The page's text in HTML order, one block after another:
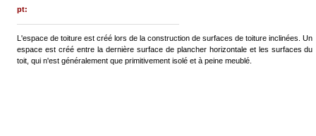
pt:
L'espace de toiture est créé lors de la construction de surfaces de toiture inclinées. Un
espace est créé entre la dernière surface de plancher horizontale et les surfaces du
toit, qui n'est généralement que primitivement isolé et à peine meublé.